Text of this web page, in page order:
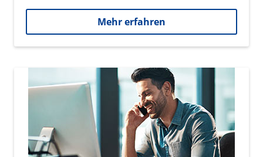
Mehr erfahren